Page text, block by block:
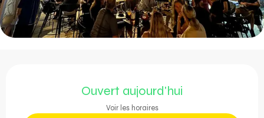
Ouvert aujourd'hui
Voir les horaires